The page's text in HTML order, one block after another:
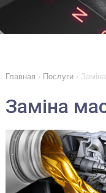
Главная › Послуги›
Заміна